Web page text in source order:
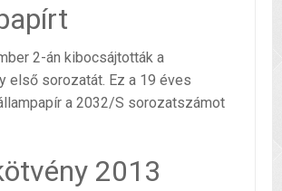
2-án kibocsájtották a
első sorozatát. Ez a 19 éves
a 2032/S sorozatszámot
2013